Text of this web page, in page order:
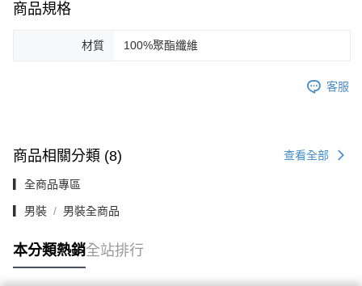
商品規格
材質 100%聚酯纖維
客服
商品相關分類 (8) 查看全部
▎全商品專區
▎男裝 男裝全商品
本分類熱銷全站排行